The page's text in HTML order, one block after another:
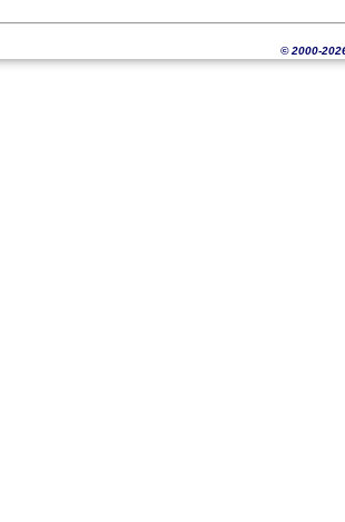
© 2000-